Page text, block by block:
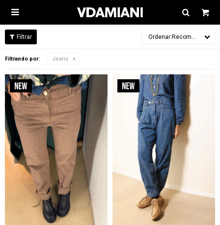

Recomendados
Filtrando por: Jeans